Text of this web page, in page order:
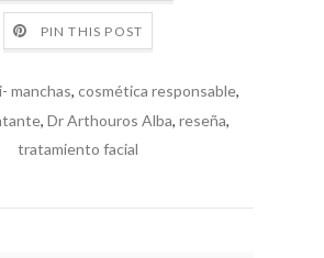
PIN THIS POST
manchas, cosmética responsable,
, Dr Arthouros Alba, reseña,
tratamiento facial